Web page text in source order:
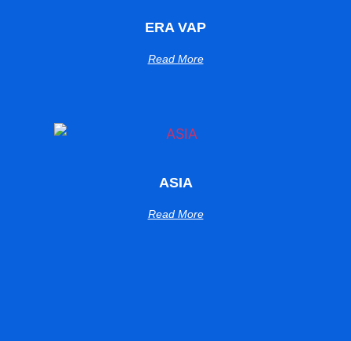
ERA VAP
Read More
ASIA
Read More